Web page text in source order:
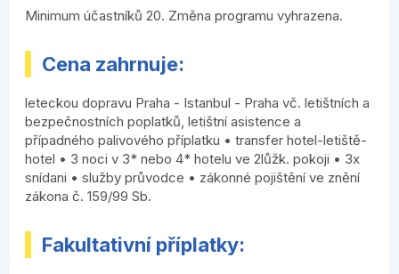
Minimum účastníků 20. Změna programu vyhrazena.
Cena zahrnuje:
leteckou dopravu Praha - Istanbul - Praha vč. letištních a
bezpečnostních poplatků, letištní asistence a
případného palivového příplatku • transfer hotel-letiště-
hotel • 3 noci v 3* nebo 4* hotelu ve 2lůžk. pokoji • 3x
snídani • služby průvodce • zákonné pojištění ve znění
zákona č. 159/99 Sb.
Fakultativní příplatky: